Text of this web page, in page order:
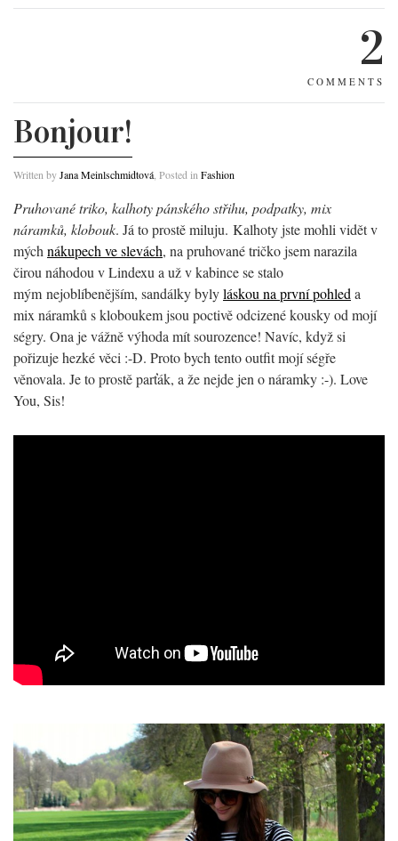
2
COMMENTS
Bonjour!
Written byJana Meinlschmidtová , Posted in Fashion
Pruhované triko, kalhoty pánského střihu, podpatky, mix
náramků, klobouk. Já to prostě miluju. Kalhoty jste mohli vidět v
mých nákupech ve slevách, na pruhované tričko jsem narazila
čirou náhodou v Lindexu a už v kabince se stalo
mým nejoblíbenějším, sandálky bylyláskou na první pohled a
mix náramků s kloboukem jsou poctivě odcizené kousky od mojí
ségry. Ona je vážně výhoda mít sourozence! Navíc, když si
pořizuje hezké věci :-D. Proto bych tento outfit mojí ségře
věnovala. Je to prostě parťák, a že nejde jen o náramky :-). Love
You, Sis!